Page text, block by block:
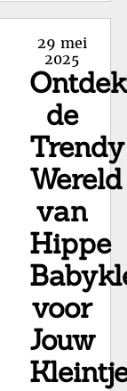
Posted
on
29 mei
2025
Ontdek
de
Trendy
Wereld
van
Hippe
voor
Jouw